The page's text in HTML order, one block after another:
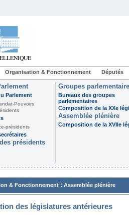
Organisation & Fonctionnement Députés
Parlement
Pouvoirs
présidents
présidents
Groupes
Bureaux des groupes
parlementaires
Composition de la XXe
Assemblée plénière
Composition de la XVIIe
& Fonctionnement : Assemblée plénière
des législatures antérieures